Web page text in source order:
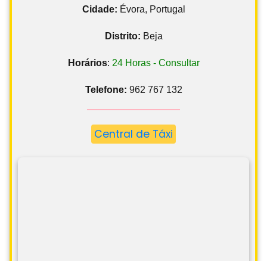
Cidade: Évora, Portugal
Distrito: Beja
Horários: 24 Horas - Consultar
Telefone: 962 767 132
Central de Táxi